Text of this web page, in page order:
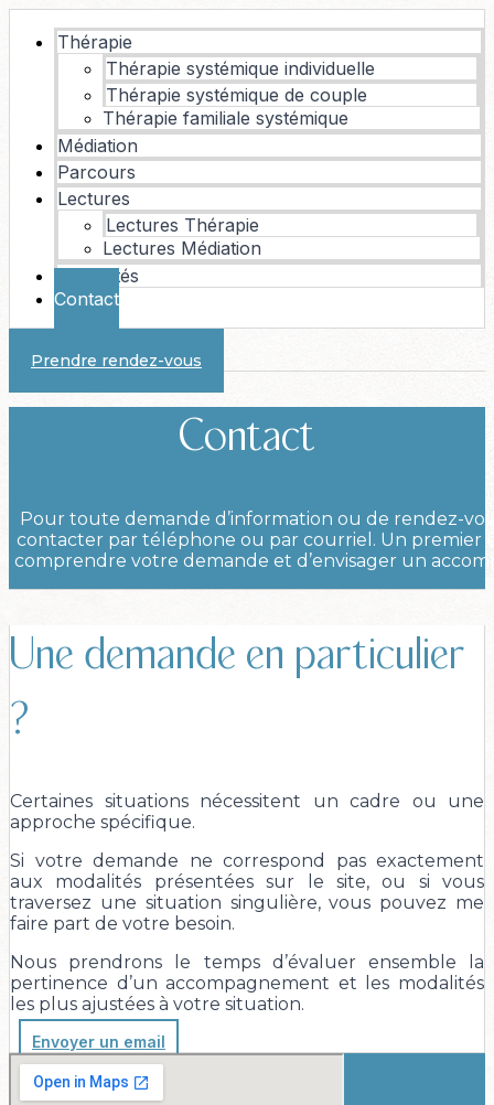
Thérapie
Thérapie systémique individuelle
Thérapie systémique de couple
Thérapie familiale systémique
Médiation
Parcours
Lectures
Lectures Thérapie
Lectures Médiation
Actualités
Contact
Prendre rendez-vous
Contact
Pour toute demande d’information ou de rendez-
contacter par téléphone ou par courriel. Un premier
comprendre votre demande et d’envisager un
Une demande en particulier
?
Certaines situations nécessitent un cadre ou une
approche spécifique.
Si votre demande ne correspond pas exactement
aux modalités présentées sur le site, ou si vous
traversez une situation singulière, vous pouvez me
faire part de votre besoin.
Nous prendrons le temps d’évaluer ensemble la
pertinence d’un accompagnement et les modalités
les plus ajustées à votre situation.
Envoyer un email